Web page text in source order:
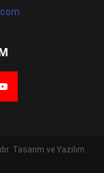
Tasarım ve Yazılım :